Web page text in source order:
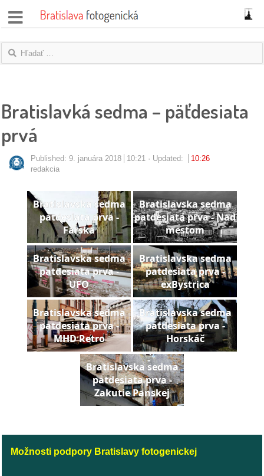
správy
|
rozhovory
protesty
granty
pozvánky
Historický
kalendár
zákony
Bratislavká sedma – päťdesiata
prvá
Published: 9. januára 2018 10:21 Updated:
10:26
redakcia
Bratislavska sedma
patdesiata prva -
Farska
Bratislavska sedma
patdesiata prva - Nad
mestom
Bratislavska sedma
patdesiata prva -
UFO
Bratislavska sedma
patdesiata prva -
exBystrica
Bratislavska sedma
patdesiata prva -
MHD Retro
Bratislavska sedma
patdesiata prva -
Horskáč
Bratislavska sedma
patdesiata prva -
Zakutie Panskej
Možnosti podpory Bratislavy fotogenickej